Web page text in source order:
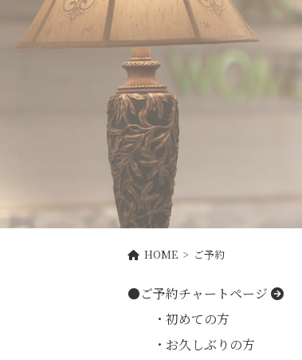
HOME > ご予約
●ご予約チャートページ
・初めての方
・お久しぶりの方